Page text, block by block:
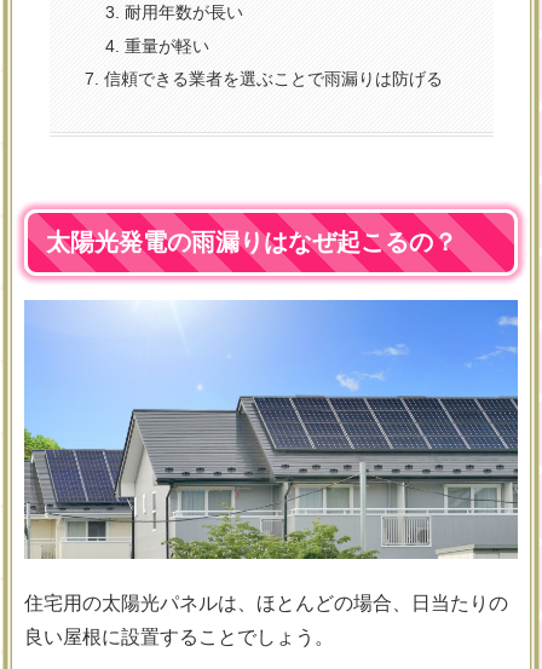
耐用年数が長い
重量が軽い
信頼できる業者を選ぶことで雨漏りは防げる
太陽光発電の雨漏りはなぜ起こるの？
住宅用の太陽光パネルは、ほとんどの場合、日当たりの
良い屋根に設置することでしょう。